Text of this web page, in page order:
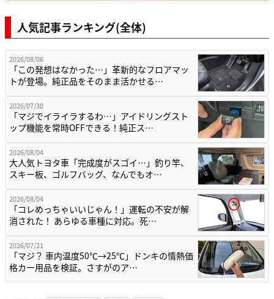
人気記事ランキング(全体)
2026/08/06
「この発想はなかった…」革新的なフロアマッ
トが登場。純正品をそのまま活かせる…
2026/07/30
「マジでイライラするわ…」アイドリングスト
ップ機能を常時OFFできる！純正ス…
2026/08/04
大人気トヨタ車「完成度がスゴイ…」釣り竿、
スキー板、ゴルフバッグ、なんでもオ…
2026/08/04
「コレめっちゃいいじゃん！」運転の不安が解
消された！ あらゆる車種に対応。死…
2026/07/21
「マジ？ 車内温度50℃→25℃」ドンキの情熱価
格カー用品を検証。さすがのア…